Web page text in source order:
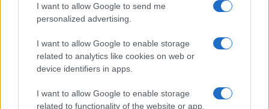
I want to allow Google to send me
personalized advertising.
I want to allow Google to enable storage
related to analytics like cookies on web or
device identifiers in apps.
I want to allow Google to enable storage
related to functionality of the website or app.
La macchina usata più affidabile: un investimento che esige
ponderazione
Redazione · 5 Ago 2026